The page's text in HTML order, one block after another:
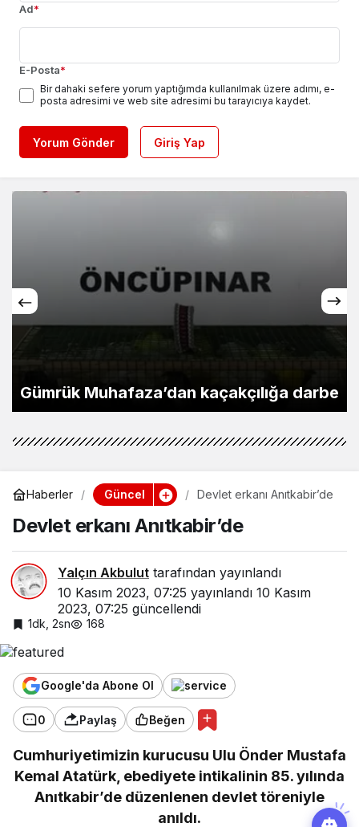
Ad*
E-Posta*
Bir dahaki sefere yorum yaptığımda kullanılmak üzere adımı, e-
posta adresimi ve web site adresimi bu tarayıcıya kaydet.
Yorum Gönder Giriş Yap
Gümrük Muhafaza’dan kaçakçılığa darbe
Haberler Güncel Devlet erkanı Anıtkabir’de
Devlet erkanı Anıtkabir’de
Yalçın Akbulut tarafından yayınlandı
10 Kasım 2023, 07:25 yayınlandı 10 Kasım
2023, 07:25 güncellendi
1dk, 2sn 168
Google'da Abone Ol
0 Paylaş Beğen
Cumhuriyetimizin kurucusu Ulu Önder Mustafa
Kemal Atatürk, ebediyete intikalinin 85. yılında
Anıtkabir’de düzenlenen devlet töreniyle
anıldı.